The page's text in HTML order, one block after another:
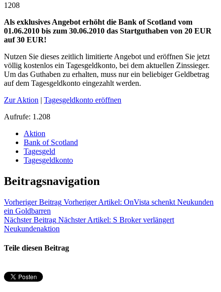
1208
Als exklusives Angebot erhöht die Bank of Scotland vom
01.06.2010 bis zum 30.06.2010 das Startguthaben von 20 EUR
auf 30 EUR!
Nutzen Sie dieses zeitlich limitierte Angebot und eröffnen Sie jetzt
völlig kostenlos ein Tagesgeldkonto, bei dem aktuellen Zinssieger.
Um das Guthaben zu erhalten, muss nur ein beliebiger Geldbetrag
auf dem Tagesgeldkonto eingezahlt werden.
Zur Aktion | Tagesgeldkonto eröffnen
Aufrufe: 1.208
Aktion
Bank of Scotland
Tagesgeld
Tagesgeldkonto
Beitragsnavigation
Vorheriger Beitrag Vorheriger Artikel: OnVista schenkt Neukunden
ein Goldbarren
Nächster Beitrag Nächster Artikel: S Broker verlängert
Neukundenaktion
Teile diesen Beitrag